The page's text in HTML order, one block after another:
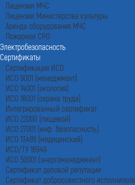
Лицензии МЧС
Лицензии Министерства культуры
Аренда оборудования МЧС
Пожарное СРО
Электробезопасность
Сертификаты
Сертификация ИСО
ИСО 9001 (менеджмент)
ИСО 14001 (экология)
ИСО 18001 (охрана труда)
Интегрированный сертификат
ИСО 22000 (пищевой)
ИСО 27001 (инф. безопасность)
ИСО 13485 (медицинский)
ИСО/ТУ 16949
ИСО 50001 (энергоменеджмент)
Сертификат деловой репутации
Сертификат добросовестного исполнителя